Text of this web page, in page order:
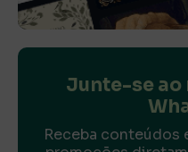
Junte-se ao
Receba conteúdos